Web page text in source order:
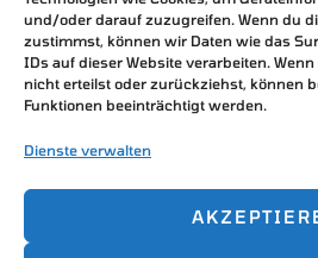
und/oder darauf zuzugreifen. Wenn du
zustimmst, können wir Daten wie das
IDs auf dieser Website verarbeiten.
nicht erteilst oder zurückziehst, können
Funktionen beeinträchtigt werden.
Dienste verwalten
Zahlung & Versand